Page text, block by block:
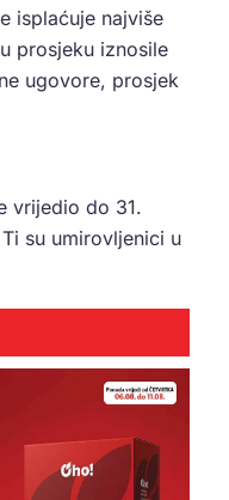
isplaćuje najviše
prosjeku iznosile
ugovore, prosjek
vrijedio do 31.
su umirovljenici u